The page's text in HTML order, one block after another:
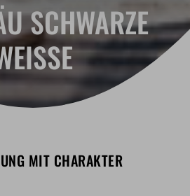
SCHWARZE
MIT CHARAKTER